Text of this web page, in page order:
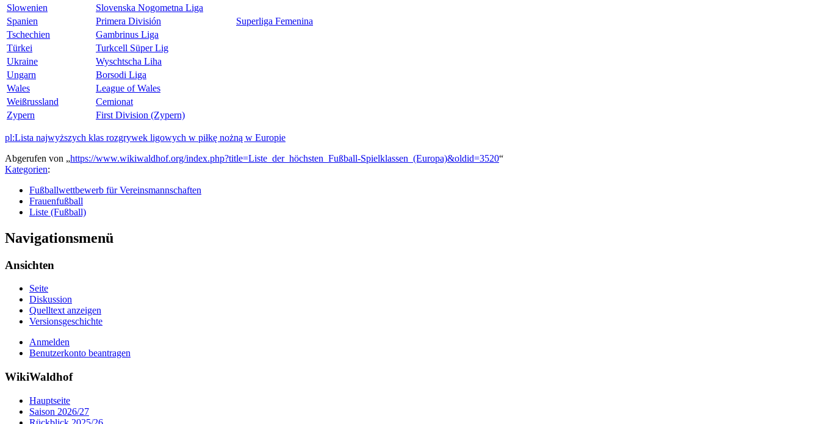
Slowenien
Slovenska Nogometna Liga
Spanien
Primera División
Superliga Femenina
Tschechien
Gambrinus Liga
Türkei
Turkcell Süper Lig
Ukraine
Wyschtscha Liha
Ungarn
Borsodi Liga
Wales
League of Wales
Weißrussland
Cemionat
Zypern
First Division (Zypern)
pl:Lista najwyższych klas rozgrywek ligowych w piłkę nożną w Europie
Abgerufen von „https://www.wikiwaldhof.org/index.php?title=Liste_der_höchsten_Fußball-Spielklassen_(Europa)&oldid=3520“
Kategorien:
Fußballwettbewerb für Vereinsmannschaften
Frauenfußball
Liste (Fußball)
Navigationsmenü
Ansichten
Seite
Diskussion
Quelltext anzeigen
Versionsgeschichte
Anmelden
Benutzerkonto beantragen
WikiWaldhof
Hauptseite
Saison 2026/27